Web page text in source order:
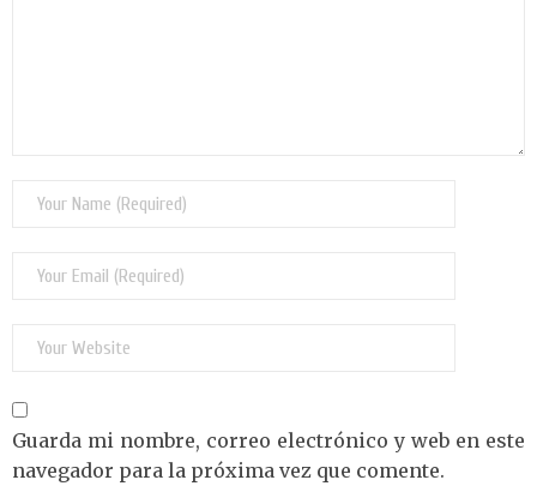
Guarda mi nombre, correo electrónico y web en este
navegador para la próxima vez que comente.